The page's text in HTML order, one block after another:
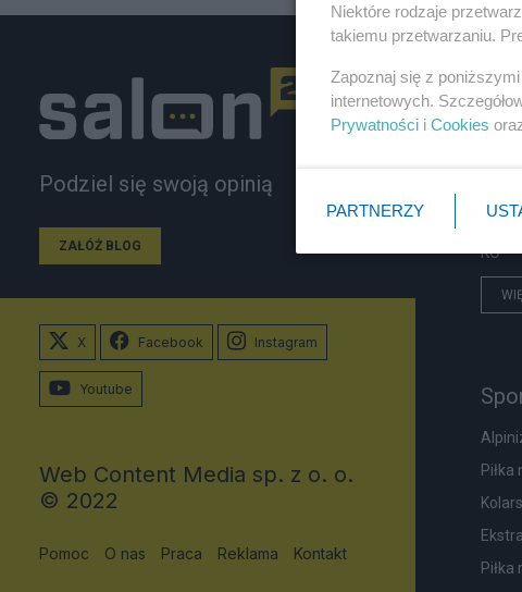
Podziel się swoją opinią
ZAŁÓŻ BLOG
PiS
NATO
KO
Piłka
Piłka
X Facebook Instagram
Youtube
Web Content Media sp. z o. o.
© 2022
Pomoc O nas Praca Reklama Kontakt
Niektóre rodzaje
takiemu przetwarzaniu.
Zapoznaj się z
internetowych.
Prywatności i Cookies
PARTNERZY